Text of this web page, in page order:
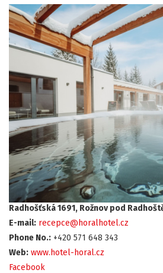
Radhošťská 1691, Rožnov pod
E-mail: recepce@horalhotel.cz
Phone No.: +420 571 648 343
Web: www.hotel-horal.cz
Facebook